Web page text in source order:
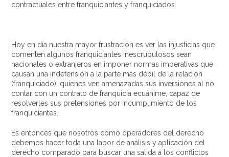
contractuales entre franquiciantes y franquiciados.
Hoy en día nuestra mayor frustración es ver las injusticias que
comenten algunos franquiciantes inescrupulosos sean
nacionales o extranjeros en imponer normas imperativas que
causan una indefensión a la parte mas débil de la relación
(franquiciado), quienes ven amenazadas sus inversiones al no
contar con un contrato de franquicia ecuánime, capaz de
resolverles sus pretensiones por incumplimiento de los
franquiciantes.
Es entonces que nosotros como operadores del derecho
debemos hacer toda una labor de análisis y aplicación del
derecho comparado para buscar una salida a los conflictos